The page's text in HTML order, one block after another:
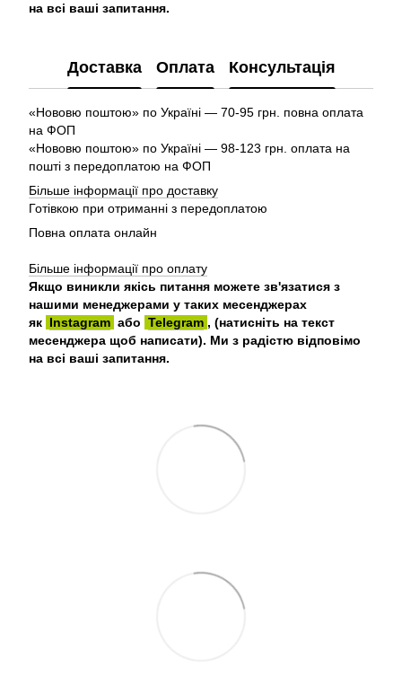
на всі ваші запитання.
Доставка Оплата Консультація
«Нововю поштою» по Україні — 70-95 грн. повна оплата
на ФОП
«Нововю поштою» по Україні — 98-123 грн. оплата на
пошті з передоплатою на ФОП
Більше інформації про доставку
Готівкою при отриманні з передоплатою
Повна оплата онлайн
Більше інформації про оплату
Якщо виникли якісь питання можете зв'язатися з
нашими менеджерами у таких месенджерах
як Instagram або Telegram , (натисніть на текст
месенджера щоб написати). Ми з радістю відповімо
на всі ваші запитання.